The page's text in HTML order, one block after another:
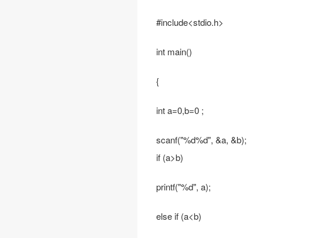
#include<stdio.h>
int main()
{
int a=0,b=0 ;
scanf("%d%d", &a, &b);
if (a>b)
printf("%d", a);
else if (a<b)